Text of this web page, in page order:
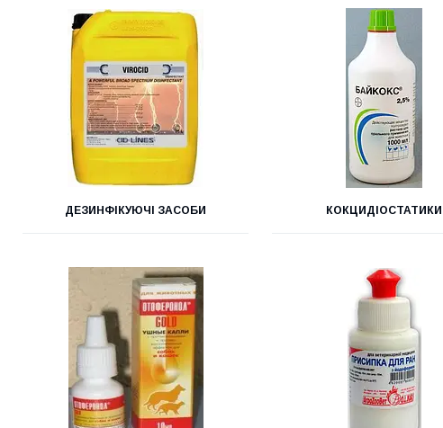
ДЕЗИНФІКУЮЧІ ЗАСОБИ КОКЦИДІОСТАТИКИ